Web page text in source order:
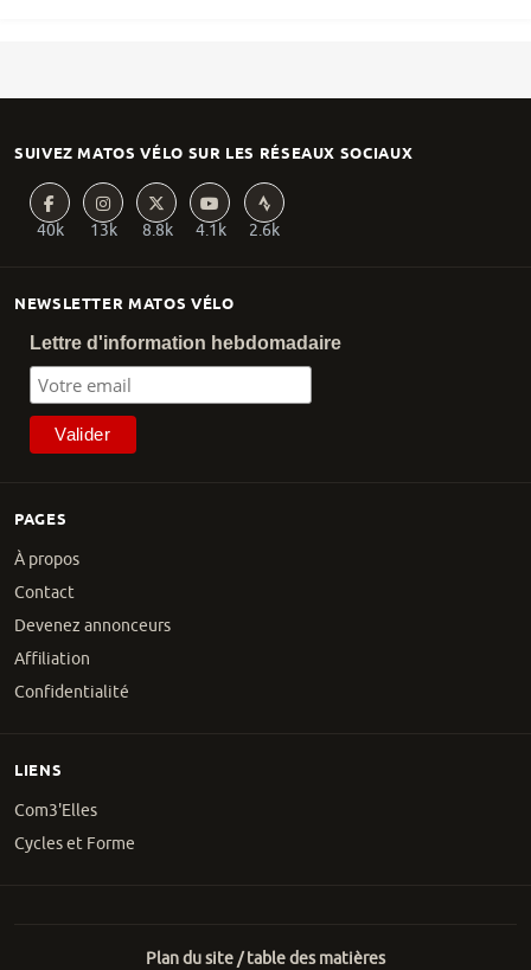
PAGES
À propos
Contact
Devenez annonceurs
Affiliation
Confidentialité
NEWSLETTER MATOS VÉLO
Lettre d'information hebdomadaire
SUIVEZ MATOS VÉLO SUR LES RÉSEAUX SOCIAUX
40k 13k 8.8k 4.1k 2.6k
LIENS
Com3'Elles
Cycles et Forme
Plan du site / table des matières